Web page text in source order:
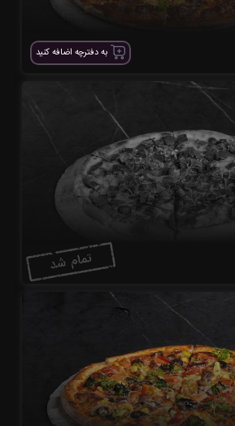
به دفترچه اضافه کنید